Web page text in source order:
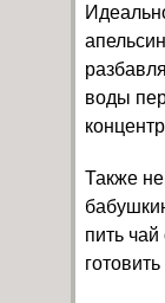
воды
Также
пить